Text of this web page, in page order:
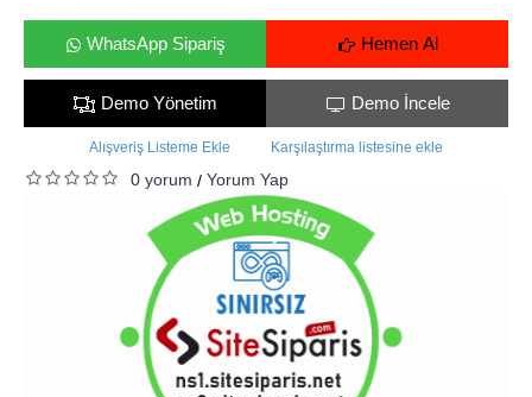
Hemen Al
WhatsApp Sipariş
Demo İncele
Demo Yönetim
Alışveriş Listeme Ekle Karşılaştırma listesine ekle
0 yorum / Yorum Yap